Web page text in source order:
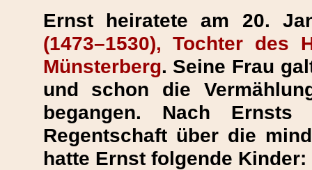
Ernst heiratete am 20.
(1473–1530), Tochter des
Münsterberg. Seine Frau
und schon die
begangen. Nach Ernsts
Regentschaft über die
hatte Ernst folgende Kinder: